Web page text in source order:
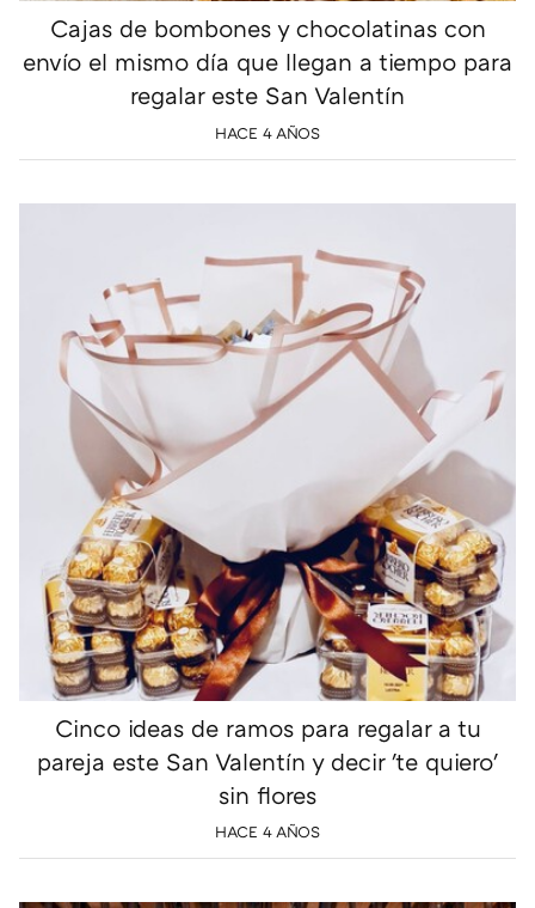
Cajas de bombones y chocolatinas con
envío el mismo día que llegan a tiempo para
regalar este San Valentín
HACE 4 AÑOS
Cinco ideas de ramos para regalar a tu
pareja este San Valentín y decir 'te quiero'
sin flores
HACE 4 AÑOS